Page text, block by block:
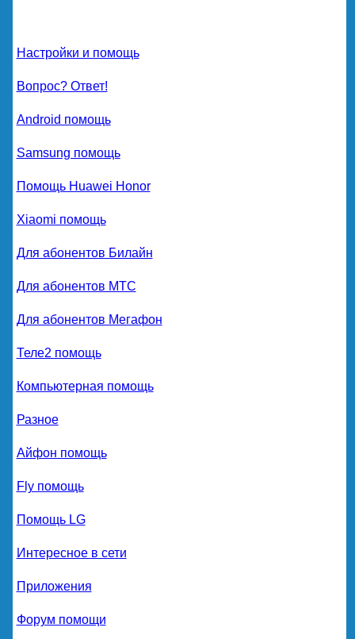
Настройки и помощь
Вопрос? Ответ!
Android помощь
Samsung помощь
Помощь Huawei Honor
Xiaomi помощь
Для абонентов Билайн
Для абонентов МТС
Для абонентов Мегафон
Теле2 помощь
Компьютерная помощь
Разное
Айфон помощь
Fly помощь
Помощь LG
Интересное в сети
Приложения
Форум помощи